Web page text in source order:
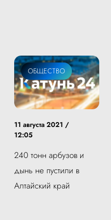
ОБЩЕСТВО
11 августа 2021 /
12:05
240 тонн арбузов и
дынь не пустили в
Алтайский край